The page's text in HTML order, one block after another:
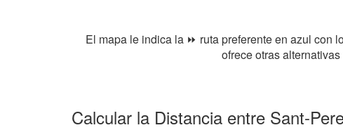
El mapa le indica la ⏩ ruta preferente en azul con
ofrece otras
Calcular la Distancia entre Sant-